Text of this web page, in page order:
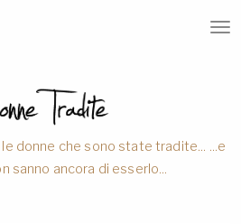
T
V
donne che sono state tradite... ...e
sanno ancora di esserlo...